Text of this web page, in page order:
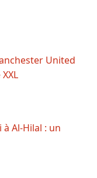
United
Al-Hilal : un